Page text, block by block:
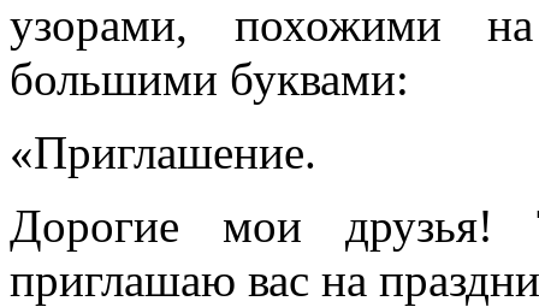
узорами, похожими
большими буквами:
«Приглашение.
Дорогие мои
приглашаю вас на